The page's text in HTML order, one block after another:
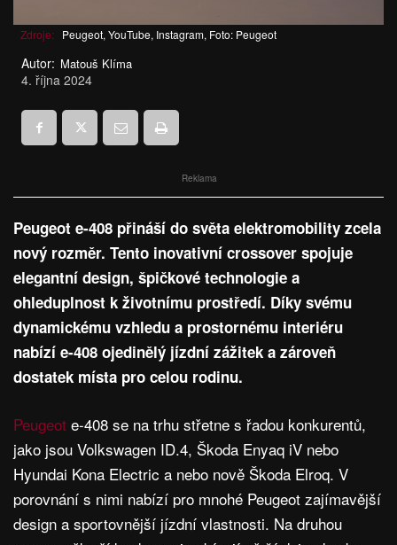
Zdroje: Peugeot, YouTube, Instagram, Foto: Peugeot
Autor: Matouš Klíma
4. října 2024
Reklama
Peugeot e-408 přináší do světa elektromobility zcela
nový rozměr. Tento inovativní crossover spojuje
elegantní design, špičkové technologie a
ohleduplnost k životnímu prostředí. Díky svému
dynamickému vzhledu a prostornému interiéru
nabízí e-408 ojedinělý jízdní zážitek a zároveň
dostatek místa pro celou rodinu.
Peugeot e-408 se na trhu střetne s řadou konkurentů,
jako jsou Volkswagen ID.4, Škoda Enyaq iV nebo
Hyundai Kona Electric a nebo nově Škoda Elroq. V
porovnání s nimi nabízí pro mnohé Peugeot zajímavější
design a sportovnější jízdní vlastnosti. Na druhou